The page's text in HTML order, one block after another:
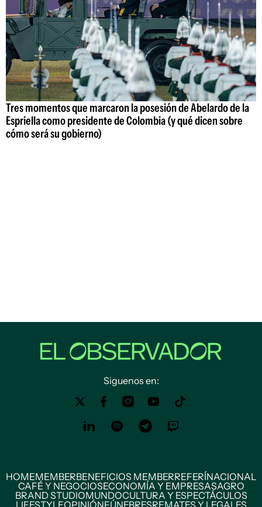
Tres momentos que marcaron la posesión de Abelardo de la
Espriella como presidente de Colombia (y qué dicen sobre
cómo será su gobierno)
Siguenos en:
HOMEMEMBERBENEFICIOS MEMBERREFERÍNACIONAL
CAFÉ Y NEGOCIOSECONOMÍA Y EMPRESASAGRO
BRAND STUDIOMUNDOCULTURA Y ESPECTÁCULOS
LIFESTYLEOPINIÓNFÚNEBRESREMATES Y LEGALES